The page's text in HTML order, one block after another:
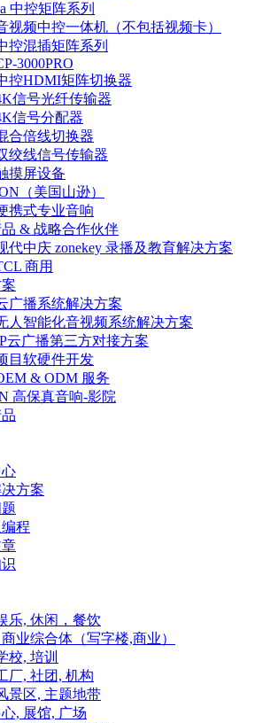
中控矩阵系列
视频中控一体机（不包括视频卡）
控混插矩阵系列
3000PRO
控HDMI矩阵切换器
信号光纤传输器
信号分配器
合倍线切换器
绞线信号传输器
摸屏设备
（美国山逊）
携式专业音响
& 战略合作伙伴
代中庆 zonekey 录播及教育解决方案
商用
广播系统解决方案
人智能化音视频系统解决方案
云广播第三方对接方案
目软硬件开发
& ODM 服务
高保真音响-影院
方案
程
乐, 休闲，餐饮
业综合体（写字楼,商业）
校, 培训
厂, 社团, 机构
景区, 主题地带
, 展馆, 广场